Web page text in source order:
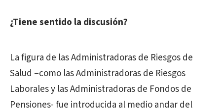
¿Tiene sentido la discusión?
La figura de las Administradoras de Riesgos de
Salud –como las Administradoras de Riesgos
Laborales y las Administradoras de Fondos de
Pensiones- fue introducida al medio andar del